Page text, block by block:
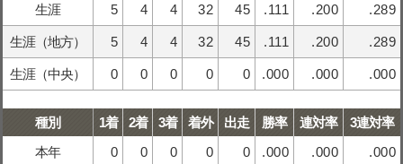
生涯
5 4 4 32 45 .111 .200 .289
生涯（地方） 5 4 4 32 45 .111 .200 .289
生涯（中央） 0 0 0 0 0 .000 .000 .000
種別 1着 2着 3着 着外 出走 勝率 連対率
3連対率
本年
0 0 0 0 0 .000 .000 .000